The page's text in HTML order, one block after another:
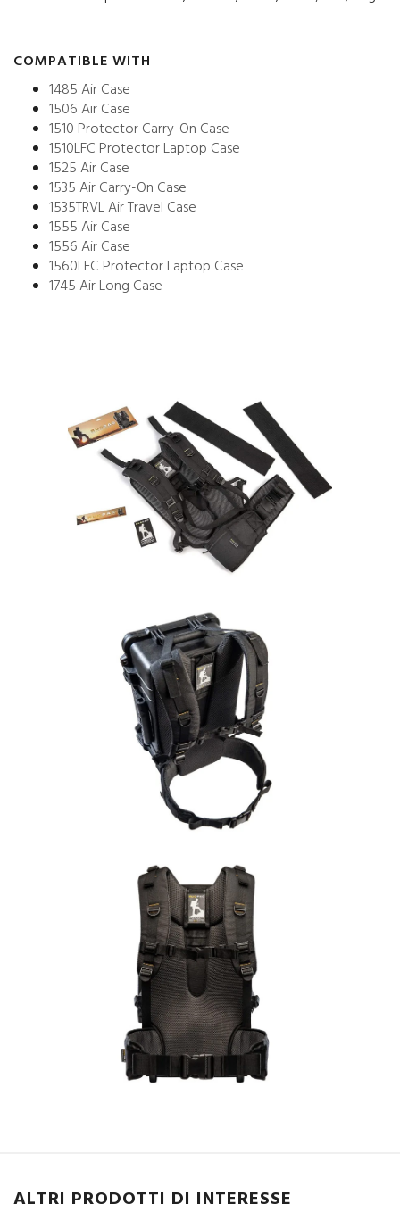
COMPATIBLE WITH
1485 Air Case
1506 Air Case
1510 Protector Carry-On Case
1510LFC Protector Laptop Case
1525 Air Case
1535 Air Carry-On Case
1535TRVL Air Travel Case
1555 Air Case
1556 Air Case
1560LFC Protector Laptop Case
1745 Air Long Case
ALTRI PRODOTTI DI INTERESSE